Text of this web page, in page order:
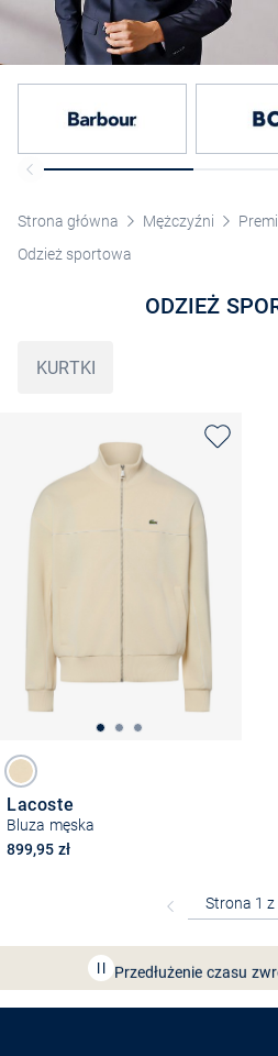
Strona główna Mężczyźni
Odzież sportowa
ODZIEŻ
KURTKI
Lacoste
Bluza męska
899,95 zł
Bezpłatna dostawa z
Przedłużenie czasu
Odkryj aplikację